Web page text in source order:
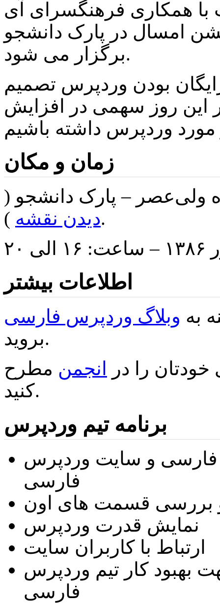
با همکاری فرهنگسرای آی
منطقه ۱۱ این جشن امسال در پارک دانشجو
برگزار می شود.
رایگان بودن وردپرس تصمیم
این روز سهمی در افزایش
زمان و مکان
ولی‌عصر – پارک دانشجو (
دیدن نقشه).
اطلاعات بیشتر
به وبلاگ وردپرس فارسی
بروید.
را در
انجمن مطرح
کنید.
برنامه تیم وردپرس
و سایت وردپرس
فارسی
بررسی قسمت های اون
نمایش قدرت وردپرس
ارتباط با کاربران سایت
بهبود کار تیم وردپرس
فارسی